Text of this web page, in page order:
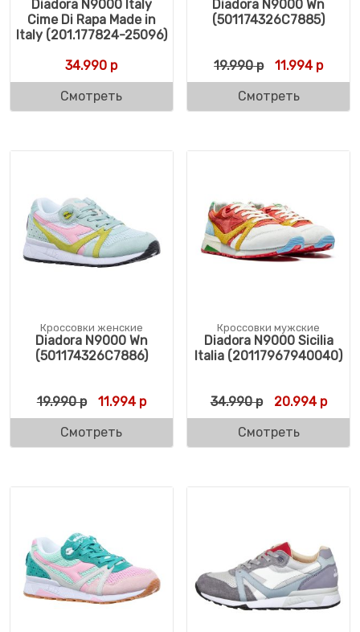
Diadora N9000 Italy
Cime Di Rapa Made in
Italy (201.177824-25096)
34.990 р
Смотреть
Diadora N9000 Wn
(501174326C7885)
19.990р 11.994р
Смотреть
Кроссовки женские
Diadora N9000 Wn
(501174326C7886)
19.990р Первоначальная цена составляла 19.990
11.994рТекущая цена: 11.994 р.
Смотреть
Кроссовки мужские
Diadora N9000 Sicilia
Italia (20117967940040)
34.990р 20.994р
Смотреть